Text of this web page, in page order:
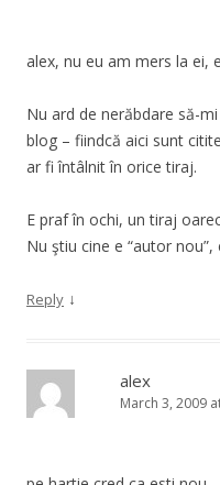
alex, nu eu am mers la ei,
Nu ard de nerăbdare să-
blog – fiindcă aici sunt
ar fi întâlnit în orice tiraj.
E praf în ochi, un tiraj
Nu ştiu cine e “autor
Reply ↓
alex
March 3, 2009